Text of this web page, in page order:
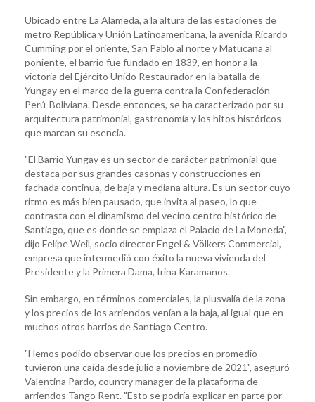
Ubicado entre La Alameda, a la altura de las estaciones de
metro República y Unión Latinoamericana, la avenida Ricardo
Cumming por el oriente, San Pablo al norte y Matucana al
poniente, el barrio fue fundado en 1839, en honor a la
victoria del Ejército Unido Restaurador en la batalla de
Yungay en el marco de la guerra contra la Confederación
Perú-Boliviana. Desde entonces, se ha caracterizado por su
arquitectura patrimonial, gastronomía y los hitos históricos
que marcan su esencia.
"El Barrio Yungay es un sector de carácter patrimonial que
destaca por sus grandes casonas y construcciones en
fachada continua, de baja y mediana altura. Es un sector cuyo
ritmo es más bien pausado, que invita al paseo, lo que
contrasta con el dinamismo del vecino centro histórico de
Santiago, que es donde se emplaza el Palacio de La Moneda",
dijo Felipe Weil, socio director Engel & Völkers Commercial,
empresa que intermedió con éxito la nueva vivienda del
Presidente y la Primera Dama, Irina Karamanos.
Sin embargo, en términos comerciales, la plusvalía de la zona
y los precios de los arriendos venían a la baja, al igual que en
muchos otros barrios de Santiago Centro.
"Hemos podido observar que los precios en promedio
tuvieron una caída desde julio a noviembre de 2021", aseguró
Valentina Pardo, country manager de la plataforma de
arriendos Tango Rent. "Esto se podría explicar en parte por